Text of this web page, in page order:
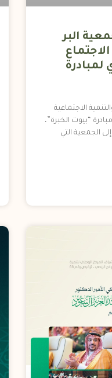
البر
لمبادرة
الاجتماعية
“بيوت الخبرة”،
الجمعية التي